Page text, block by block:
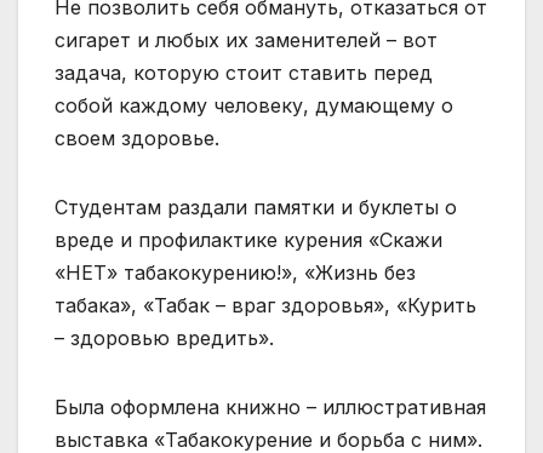
Не позволить себя обмануть, отказаться от
сигарет и любых их заменителей – вот
задача, которую стоит ставить перед
собой каждому человеку, думающему о
своем здоровье.
Студентам раздали памятки и буклеты о
вреде и профилактике курения «Скажи
«НЕТ» табакокурению!», «Жизнь без
табака», «Табак – враг здоровья», «Курить
– здоровью вредить».
Была оформлена книжно – иллюстративная
выставка «Табакокурение и борьба с ним».